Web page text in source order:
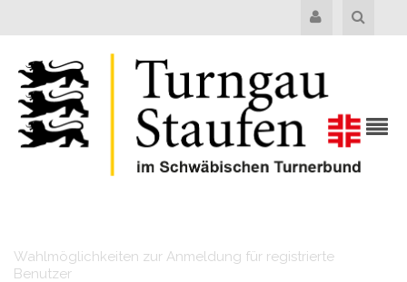
Wahlmöglichkeiten zur Anmeldung für registrierte
Benutzer